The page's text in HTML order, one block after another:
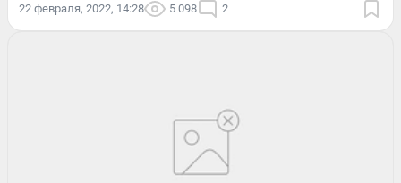
22 февраля, 2022, 14:28 5 098 2